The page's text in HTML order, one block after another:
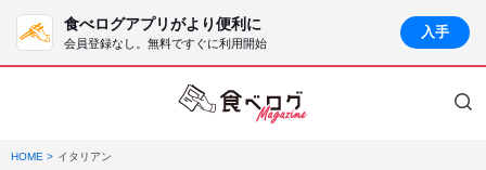
食べログアプリがより便利に
会員登録なし。無料ですぐに利用開始
入手
HOME イタリアン